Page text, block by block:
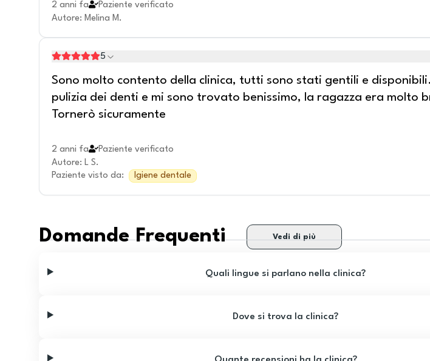
2 anni fa
Paziente verificato
Autore: Melina M.
5
Sono molto contento della clinica, tutti sono stati gentili e
pulizia dei denti e mi sono trovato benissimo, la ragazza era molto
Tornerò sicuramente
2 anni fa
Paziente verificato
Autore: L S.
Paziente visto da: Igiene dentale
Vedi di più
Domande Frequenti
Quali lingue si parlano nella clinica?
Dove si trova la clinica?